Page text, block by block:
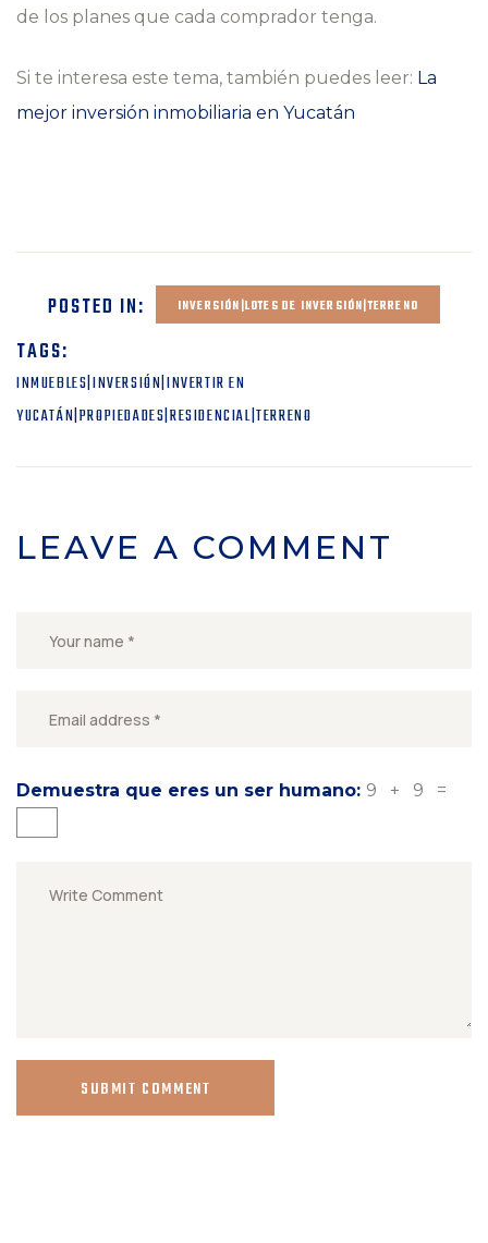
de los planes que cada comprador tenga.
Si te interesa este tema, también puedes leer: La
mejor inversión inmobiliaria en Yucatán
POSTED IN: INVERSIÓN|LOTES DE INVERSIÓN|TERRENO
TAGS:
INMUEBLES|INVERSIÓN|INVERTIR EN
YUCATÁN|PROPIEDADES|RESIDENCIAL|TERRENO
LEAVE A COMMENT
Demuestra que eres un ser humano: 9 + 9 =
SUBMIT COMMENT